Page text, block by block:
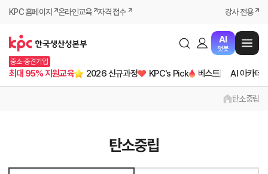
KPC 홈페이지 온라인교육 자격 접수 강사 전용
AI
챗봇
중소·중견기업
최대 95% 지원교육 2026 신규과정 KPC's Pick 베스트 AI 아카데
탄소중립
탄소중립